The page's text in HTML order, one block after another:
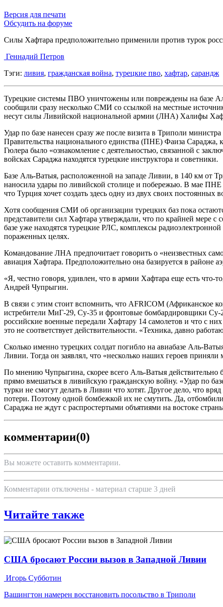
Версия для печати
Обсудить на форуме
Силы Хафтара предположительно применили против турок
Геннадий Петров
Тэги: ливия, гражданская война, турецкие пво, хафтар, сарандж
Турецкие системы ПВО уничтожены или повреждены на базе
сообщили сразу несколько СМИ со ссылкой на местные
несут силы Ливийской национальной армии (ЛНА) Халифы
Удар по базе нанесен сразу же после визита в Триполи
Правительства национального единства (ПНЕ) Фаиза Сараджа,
Гюлера было «ознакомление с деятельностью, связанной с
войсках Сараджа находятся турецкие инструктора и советники.
Базе Аль-Ватыя, расположенной на западе Ливии, в 140 км от
наносила удары по ливийской столице и побережью. В мае
что Турция хочет создать здесь одну из двух своих
Хотя сообщения СМИ об организации турецких баз пока
представители сил Хафтара утверждали, что по крайней
базе уже находятся турецкие РЛС, комплексы
пораженных целях.
Командование ЛНА предпочитает говорить о «неизвестных
авиация Хафтара. Предположительно она базируется в районе
«Я, честно говоря, удивлен, что в армии Хафтара еще есть
Андрей Чупрыгин.
В связи с этим стоит вспомнить, что AFRICOM (Африканское
истребители МиГ-29, Су-35 и фронтовые бомбардировщики Су-
российские военные передали Хафтару 14 самолетов и что с
это не соответствует действительности. «Техника, давно
Сколько именно турецких солдат погибло на авиабазе Аль-
Ливии. Тогда он заявлял, что «несколько наших героев
По мнению Чупрыгина, скорее всего Аль-Ватыя действительно
прямо вмешаться в ливийскую гражданскую войну. «Удар по
турки не смогут делать в Ливии что хотят. Другое дело, что
потери. Поэтому одной бомбежкой их не смутить. Да,
Сараджа не ждут с распростертыми объятиями на востоке
комментарии(0)
Вы можете оставить комментарии.
Комментарии отключены - материал старше 3 дней
Читайте также
США бросают России вызов в Западной Ливии
Игорь Субботин
Вашингтон намерен восстановить посольство в Триполи